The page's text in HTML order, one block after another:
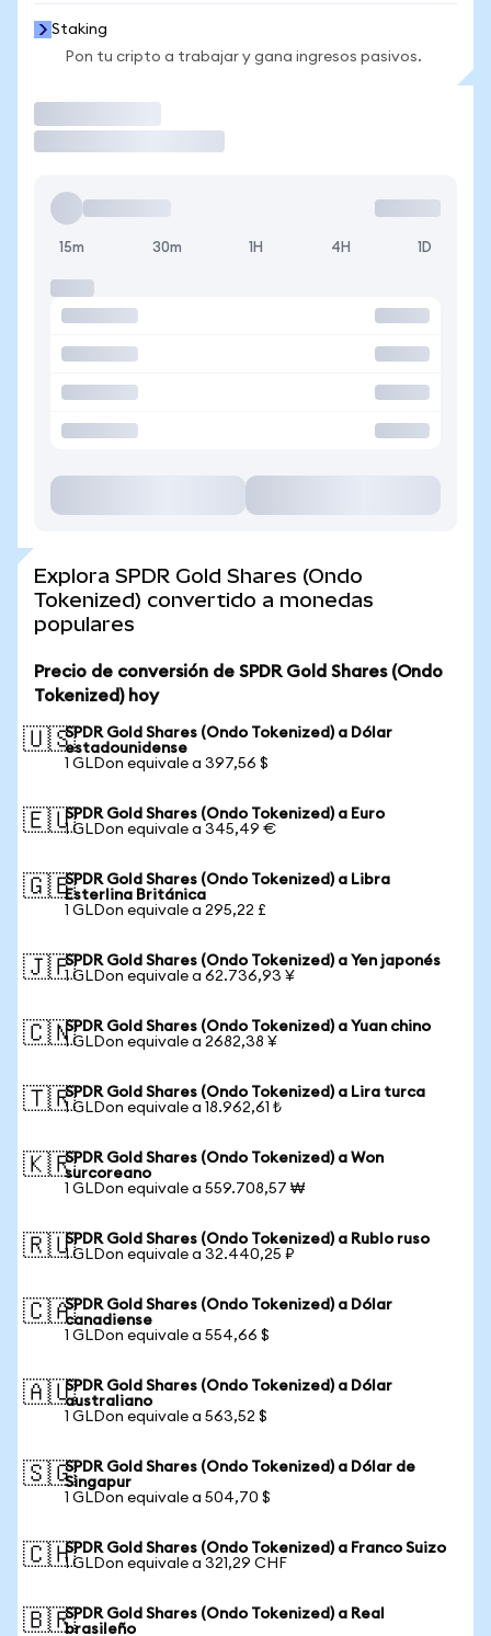
Staking
Pon tu cripto a trabajar y gana ingresos pasivos.
15m 30m 1H 4H 1D
Explora SPDR Gold Shares (Ondo
Tokenized) convertido a monedas
populares
Precio de conversión de SPDR Gold Shares (Ondo
Tokenized) hoy
🇺🇸SPDR Gold Shares (Ondo Tokenized) a Dólar
estadounidense
1 GLDon equivale a 397,56 $
🇪🇺SPDR Gold Shares (Ondo Tokenized) a Euro
1 GLDon equivale a 345,49 €
🇬🇧SPDR Gold Shares (Ondo Tokenized) a Libra
Esterlina Británica
1 GLDon equivale a 295,22 £
🇯🇵SPDR Gold Shares (Ondo Tokenized) a Yen japonés
1 GLDon equivale a 62.736,93 ¥
🇨🇳SPDR Gold Shares (Ondo Tokenized) a Yuan chino
1 GLDon equivale a 2682,38 ¥
🇹🇷SPDR Gold Shares (Ondo Tokenized) a Lira turca
1 GLDon equivale a 18.962,61 ₺
🇰🇷SPDR Gold Shares (Ondo Tokenized) a Won
surcoreano
1 GLDon equivale a 559.708,57 ₩
🇷🇺SPDR Gold Shares (Ondo Tokenized) a Rublo ruso
1 GLDon equivale a 32.440,25 ₽
🇨🇦SPDR Gold Shares (Ondo Tokenized) a Dólar
canadiense
1 GLDon equivale a 554,66 $
🇦🇺SPDR Gold Shares (Ondo Tokenized) a Dólar
australiano
1 GLDon equivale a 563,52 $
🇸🇬SPDR Gold Shares (Ondo Tokenized) a Dólar de
Singapur
1 GLDon equivale a 504,70 $
🇨🇭SPDR Gold Shares (Ondo Tokenized) a Franco Suizo
1 GLDon equivale a 321,29 CHF
🇧🇷SPDR Gold Shares (Ondo Tokenized) a Real
brasileño